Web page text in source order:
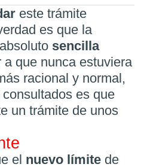
este trámite
es que la
sencilla
que nunca estuviera
racional y normal,
es que
un trámite de unos
el nuevo límite de